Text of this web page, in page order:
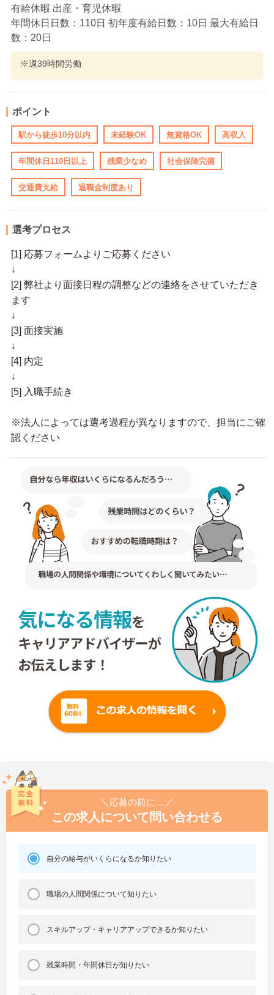
有給休暇 出産・育児休暇
年間休日日数：110日 初年度有給日数：10日 最大有給日
数：20日
※週39時間労働
ポイント
駅から徒歩10分以内 未経験OK 無資格OK 高収入
年間休日110日以上 残業少なめ 社会保険完備
交通費支給 退職金制度あり
選考プロセス
[1] 応募フォームよりご応募ください
↓
[2] 弊社より面接日程の調整などの連絡をさせていただき
ます
↓
[3] 面接実施
↓
[4] 内定
↓
[5] 入職手続き
※法人によっては選考過程が異なりますので、担当にご確
認ください
＼応募の前に…／
この求人について問い合わせる
自分の給与がいくらになるか知りたい
職場の人間関係について知りたい
スキルアップ・キャリアアップできるか知りたい
残業時間・年間休日が知りたい